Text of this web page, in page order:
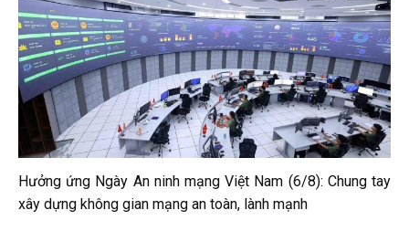
Hưởng ứng Ngày An ninh mạng Việt Nam (6/8): Chung tay
xây dựng không gian mạng an toàn, lành mạnh